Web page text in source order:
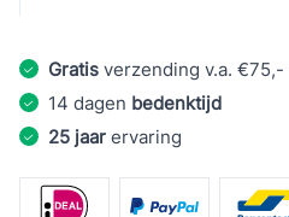
Gratis verzending v.a.
14 dagen bedenktijd
25 jaar ervaring